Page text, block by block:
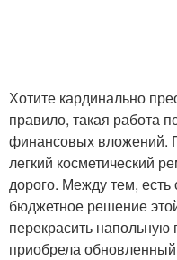
Хотите кардинально
правило, такая работа
финансовых вложений.
легкий косметический
дорого. Между тем,
бюджетное решение
перекрасить напольную
приобрела